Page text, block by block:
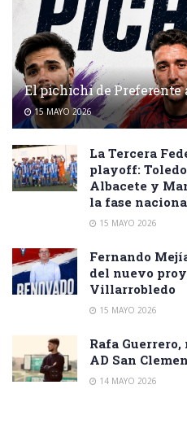
El pichichi de Preferente
15 MAYO 2026
La Tercera
playoff:
Albacete y
la fase
15 MAYO 2026
Fernando
del nuevo
Villarrobledo
15 MAYO 2026
Rafa
AD San
14 MAYO 2026